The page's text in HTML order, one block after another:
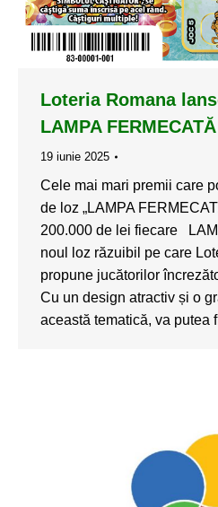
Loteria Romana
LAMPA FERMECATĂ
19 iunie 2025
Cele mai mari premii care
de loz „LAMPA
200.000 de lei fiecare
noul loz răzuibil pe care
propune jucătorilor
Cu un design atractiv și o
această tematică, va